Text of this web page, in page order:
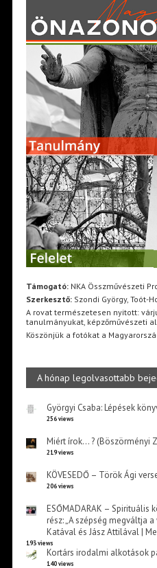
Támogató:NKA Összművészeti
Szerkesztő:Szondi György, Toót-
A rovat természetesen nyitott:
tanulmányukat, képzőművészeti
Köszönjük a fotókat a
A hónap legolvasottabb
Györgyi Csaba: Lépések
256 views
Miért írok… ? (Böszörményi
219 views
KÖVESEDŐ – Török Ági
206 views
ESŐMADARAK – Spirituális
rész: „A szépség megváltja
Katával és Jász Attilával |
193 views
Kortárs irodalmi alkotások
140 views